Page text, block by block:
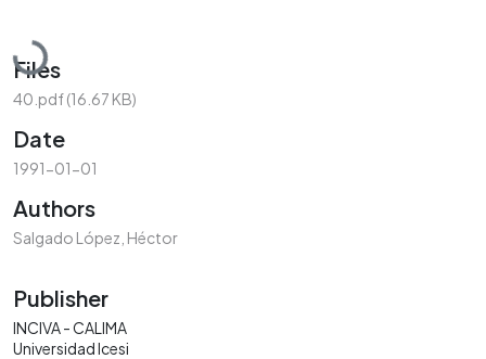
Loading...
Files
40.pdf(16.67 KB)
Date
1991-01-01
Authors
Salgado López, Héctor
Publisher
INCIVA - CALIMA
Universidad Icesi